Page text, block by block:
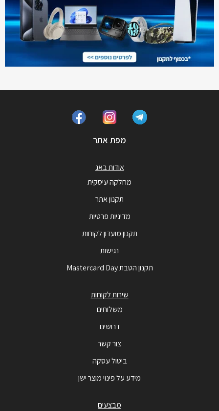
מפת אתר
אודות באג
מחלקה עיסקית
תקנון אתר
מדיניות פרטיות
תקנון מועדון לקוחות
נגישות
תקנון הטבת Mastercard Day
שירות לקוחות
משלוחים
דרושים
צור קשר
ביטול עסקה
מידע על פינוי מוצר ישן
מבצעים